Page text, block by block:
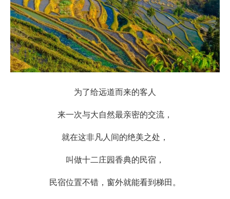
为了给远道而来的客人
来一次与大自然最亲密的交流，
就在这非凡人间的绝美之处，
叫做十二庄园香典的民宿，
民宿位置不错，窗外就能看到梯田。